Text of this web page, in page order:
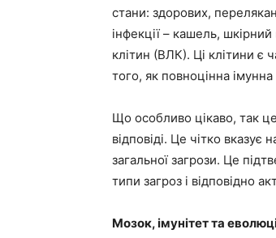
стани: здорових,
інфекції – кашель,
клітин (ВЛК). Ці клітини є
того, як повноцінна
Що особливо цікаво, так
відповіді. Це чітко вказує
загальної загрози. Це
типи загроз і відповідно
Мозок, імунітет та